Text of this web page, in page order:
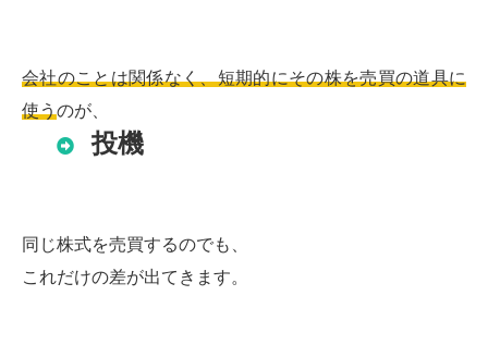
会社のことは関係なく、短期的にその株を売買の道具に
使うのが、
投機
同じ株式を売買するのでも、
これだけの差が出てきます。